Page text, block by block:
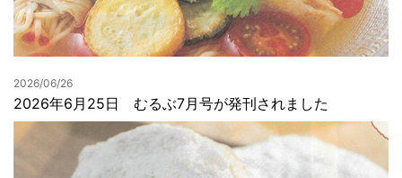
2026/06/26
2026年6月25日 むるぶ7月号が発刊されました